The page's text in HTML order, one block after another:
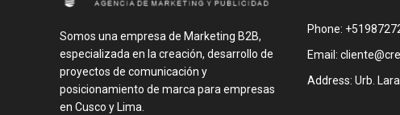
Somos una empresa de Marketing B2B,
especializada en la creación, desarrollo de
proyectos de comunicación y
posicionamiento de marca para empresas
en Cusco y Lima.
Phone:
Email:
Address: Urb.